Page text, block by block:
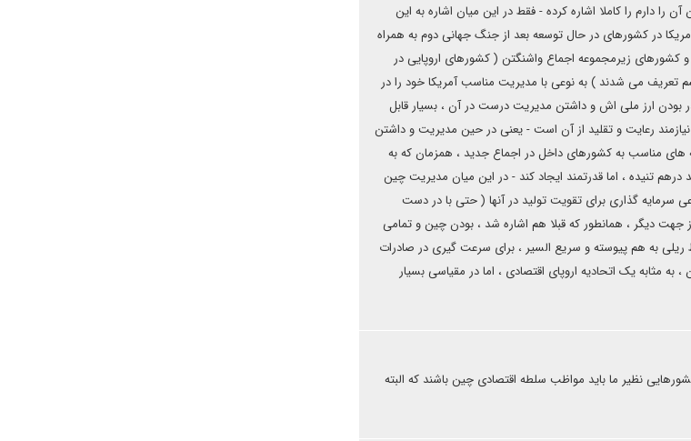
را کاملا اشاره کرده - فقط در این میان اشاره به این
در کشورهای در حال توسعه بعد از جنگ جهانی دوم به همراه
و کشورهای زیرمجموعه اجماع واشنگتن ( کشورهای اروپایی در
تعریف می شدند ) به نوعی با مدیریت مناسب آمریکا خود را در
بودن ارز ملی اش و داشتن مدیریت درست در آن ، بسیار قابل
رعایت و تقلید از آن است - یعنی در حین مدیریت و داشتن
مناسب به کشورهای داخل در اجماع جدید ، همزمان که به
درهم تنیده ، اما قدرتمند ایجاد کند - در این میان مدیریت چین
سرمایه گذاری برای تقویت تولید در آنها ( حتی با در دست
جهت دیگر ، همانطور که قبلا هم اشاره شد ، بودن چین و تمامی
ریلی به هم پیوسته و سریع السیر ، برای سرعت گیری در صادرات
مثابه یک اتحادیه اروپای اقتصادی ، اما در مقیاسی بسیار
نظیر ما باید مواظب سلطه اقتصادی چین باشند که البته